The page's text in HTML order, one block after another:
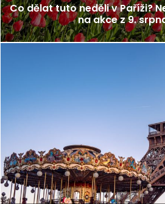
Co dělat tuto neděli v Paříži?
na akce z 9.